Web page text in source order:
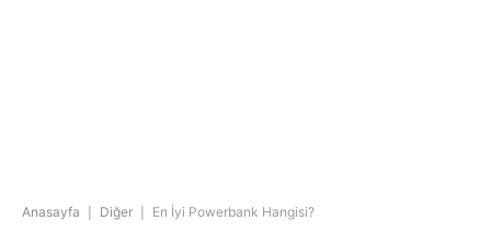
Anasayfa Diğer En İyi Powerbank Hangisi?